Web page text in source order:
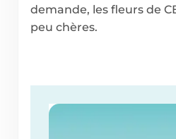
demande, les fleurs de
peu chères.